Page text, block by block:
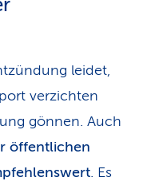
leidet,
verzichten
gönnen. Auch
öffentlichen
. Es